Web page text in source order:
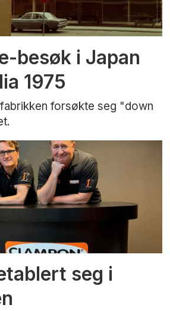
besøk i Japan
1975
forsøkte seg "down
seg i